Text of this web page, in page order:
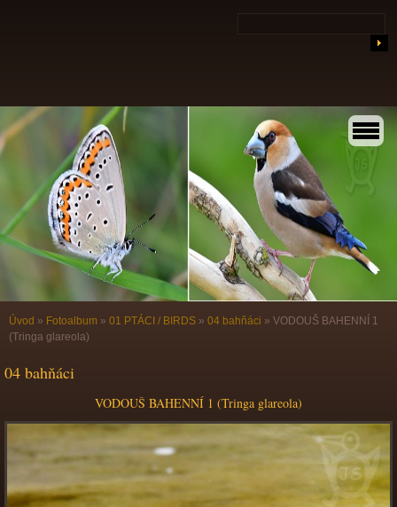
Úvod » Fotoalbum » 01 PTÁCI / BIRDS » 04 bahňáci » VODOUŠ BAHENNÍ 1
(Tringa glareola)
04 bahňáci
VODOUŠ BAHENNÍ 1 (Tringa glareola)